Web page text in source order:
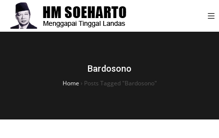
Bardosono
Home › Posts Tagged "Bardosono"